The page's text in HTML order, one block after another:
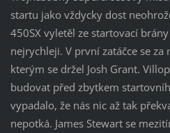
startu jako vždycky dost
450SX vyletěl ze startovací
nejrychleji. V první zatáčce se za
kterým se držel Josh Grant.
budovat před zbytkem
vypadalo, že nás nic až tak
nepotká. James Stewart se